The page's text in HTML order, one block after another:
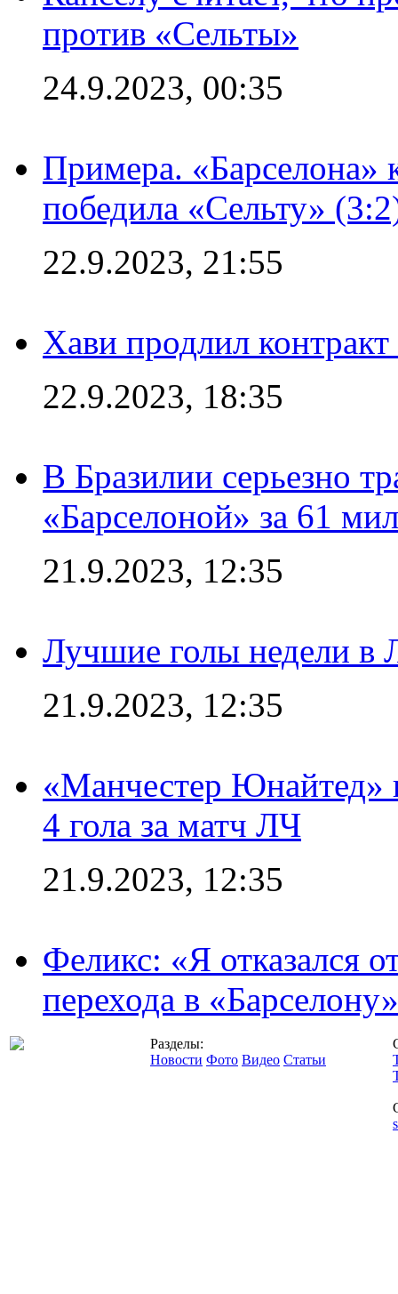
против «Сельты»
24.9.2023, 00:35
Примера. «Барселона»
победила «Сельту»
22.9.2023, 21:55
Хави продлил
22.9.2023, 18:35
В Бразилии серьезно
«Барселоной» за 61
21.9.2023, 12:35
Лучшие голы недели в
21.9.2023, 12:35
«Манчестер Юнайтед»
4 гола за матч ЛЧ
21.9.2023, 12:35
Феликс: «Я отказался
перехода в «Барселону»
Разделы:
Новости Фото Видео Статьи